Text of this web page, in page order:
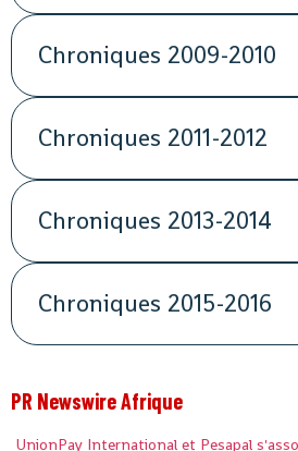
Chroniques 2009-2010
Chroniques 2011-2012
Chroniques 2013-2014
Chroniques 2015-2016
PR Newswire Afrique
UnionPay International et Pesapal